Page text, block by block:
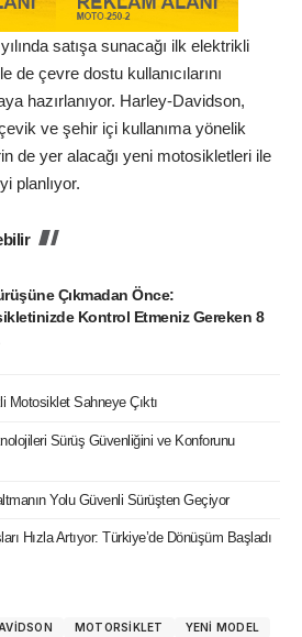
satışa sunacağı ilk elektrikli
çevre dostu kullanıcılarını
hazırlanıyor. Harley-Davidson,
ve şehir içi kullanıma yönelik
de yer alacağı yeni motosikletleri ile
planlıyor.
Çıkmadan Önce:
Kontrol Etmeniz Gereken 8
Motosiklet Sahneye Çıktı
Sürüş Güvenliğini ve Konforunu
Yolu Güvenli Sürüşten Geçiyor
Hızla Artıyor: Türkiye’de Dönüşüm Başladı
MOTORSIKLET YENI MODEL